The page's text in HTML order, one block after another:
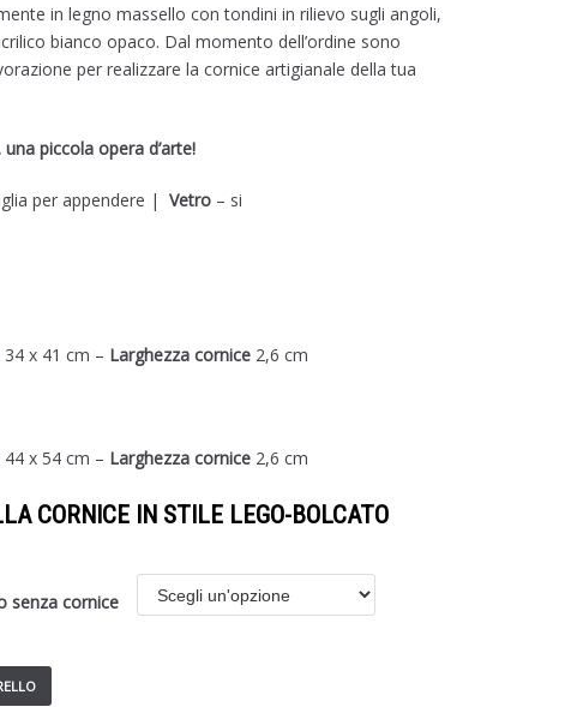
in legno massello con tondini in rilievo sugli angoli,
bianco opaco. Dal momento dell’ordine sono
per realizzare la cornice artigianale della tua
piccola opera d’arte!
per appendere | Vetro– si
34 x 41 cm – Larghezza cornice2,6 cm
44 x 54 cm – Larghezza cornice2,6 cm
CORNICE IN STILE LEGO-BOLCATO
senza cornice